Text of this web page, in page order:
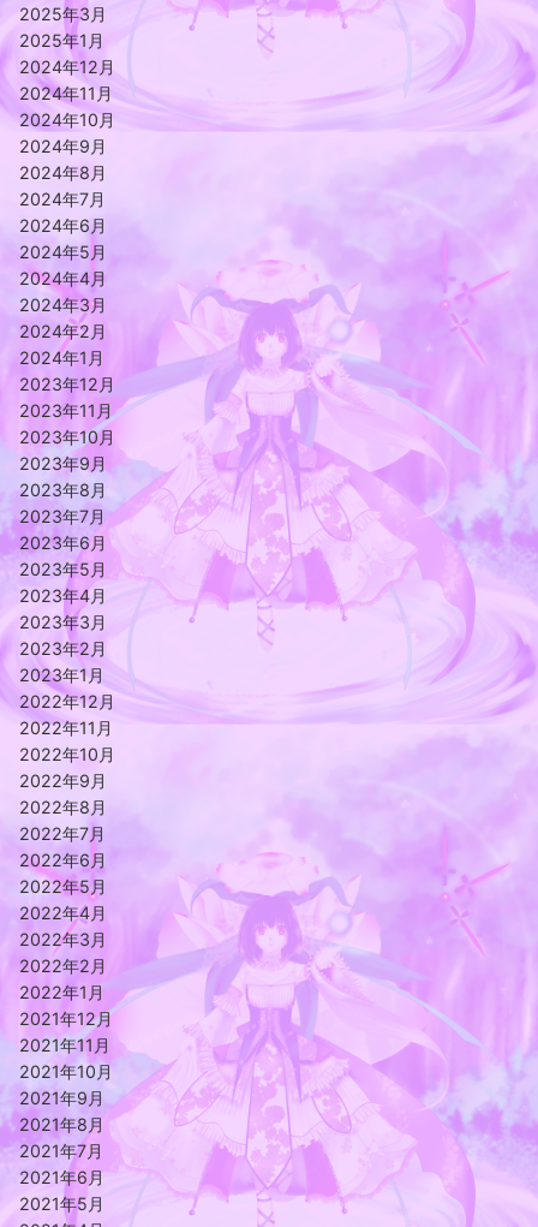
2025年3月
2025年1月
2024年12月
2024年11月
2024年10月
2024年9月
2024年8月
2024年7月
2024年6月
2024年5月
2024年4月
2024年3月
2024年2月
2024年1月
2023年12月
2023年11月
2023年10月
2023年9月
2023年8月
2023年7月
2023年6月
2023年5月
2023年4月
2023年3月
2023年2月
2023年1月
2022年12月
2022年11月
2022年10月
2022年9月
2022年8月
2022年7月
2022年6月
2022年5月
2022年4月
2022年3月
2022年2月
2022年1月
2021年12月
2021年11月
2021年10月
2021年9月
2021年8月
2021年7月
2021年6月
2021年5月